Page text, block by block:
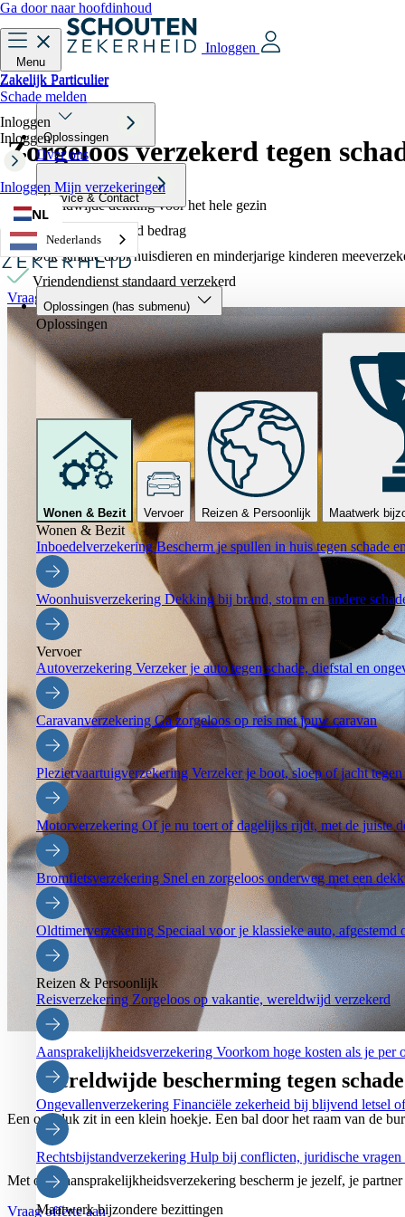
Ga door naar hoofdinhoud
Menu
Inloggen
Zakelijk Particulier
Oplossingen
Over ons
Service & Contact
Nederlands
Zakelijk Particulier
Schade melden
Inloggen
Inloggen
Inloggen Mijn verzekeringen
NL
Oplossingen (has submenu)
Oplossingen
Wonen & Bezit Vervoer Reizen & Persoonlijk Maatwerk
Wonen & Bezit
InboedelverzekeringBescherm je spullen in huis tegen schade
Woonhuisverzekering Dekking bij brand, storm en andere
Vervoer
Autoverzekering Verzeker je auto tegen schade, diefstal en
CaravanverzekeringGa zorgeloos op reis met jouw caravan
PleziervaartuigverzekeringVerzeker je boot, sloep of jacht
MotorverzekeringOf je nu toert of dagelijks rijdt, met de juiste
Bromfietsverzekering Snel en zorgeloos onderweg met een
Oldtimerverzekering Speciaal voor je klassieke auto,
Reizen & Persoonlijk
ReisverzekeringZorgeloos op vakantie, wereldwijd verzekerd
Aansprakelijkheidsverzekering Voorkom hoge kosten als je per
Ongevallenverzekering Financiële zekerheid bij blijvend letsel
Rechtsbijstandverzekering Hulp bij conflicten, juridische vragen
Maatwerk bijzondere bezittingen
Zorgeloos verzekerd tegen
Wereldwijde dekking voor het hele gezin
Keuze in verzekerd bedrag
Ook schade door huisdieren en minderjarige kinderen
Vriendendienst standaard verzekerd
Vraag offerte aan
Wereldwijde bescherming tegen
Een ongeluk zit in een klein hoekje. Een bal door het raam van de
Met onze aansprakelijkheidsverzekering bescherm je jezelf, je
Vraag offerte aan